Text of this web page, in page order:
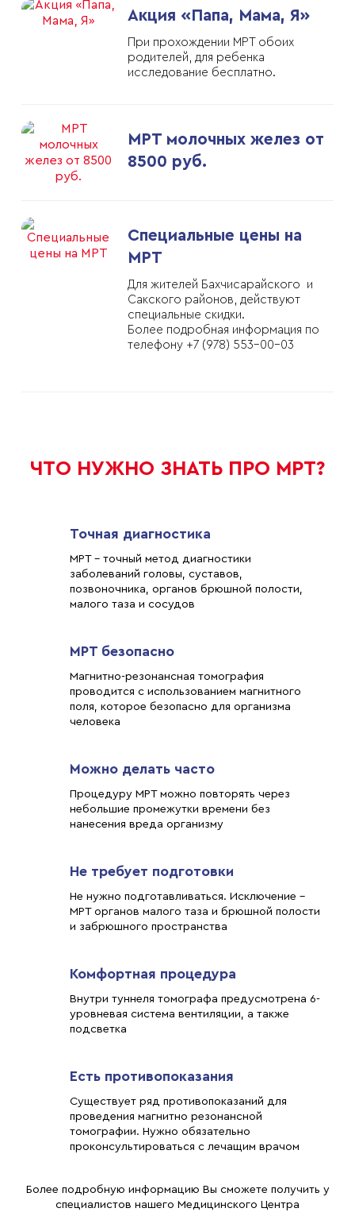
Акция «Папа, Мама, Я»
При прохождении МРТ обоих
родителей, для ребенка
исследование бесплатно.
МРТ молочных желез от
8500 руб.
Специальные цены на
МРТ
Для жителей Бахчисарайского и
Сакского районов, действуют
специальные скидки.
Более подробная информация по
телефону +7 (978) 553-00-03
ЧТО НУЖНО ЗНАТЬ ПРО МРТ?
Точная диагностика
МРТ - точный метод диагностики
заболеваний головы, суставов,
позвоночника, органов брюшной полости,
малого таза и сосудов
МРТ безопасно
Магнитно-резонансная томография
проводится с использованием магнитного
поля, которое безопасно для организма
человека
Можно делать часто
Процедуру МРТ можно повторять через
небольшие промежутки времени без
нанесения вреда организму
Не требует подготовки
Не нужно подготавливаться. Исключение -
МРТ органов малого таза и брюшной полости
и забрюшного пространства
Комфортная процедура
Внутри туннеля томографа предусмотрена 6-
уровневая система вентиляции, а также
подсветка
Есть противопоказания
Существует ряд противопоказаний для
проведения магнитно резонансной
томографии. Нужно обязательно
проконсультироваться с лечащим врачом
Более подробную информацию Вы сможете получить у
специалистов нашего Медицинского Центра